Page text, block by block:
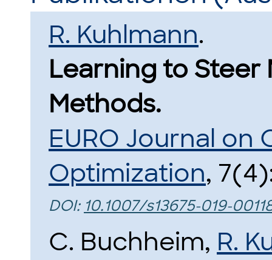
R. Kuhlmann.
Learning to Steer
Methods.
EURO Journal
Optimization,
DOI: 10.1007/s13675-019-
C. Buchheim, R.